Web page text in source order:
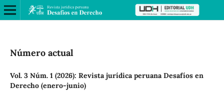
Número actual
Vol. 3 Núm. 1 (2026): Revista jurídica peruana Desafíos en
Derecho (enero-junio)